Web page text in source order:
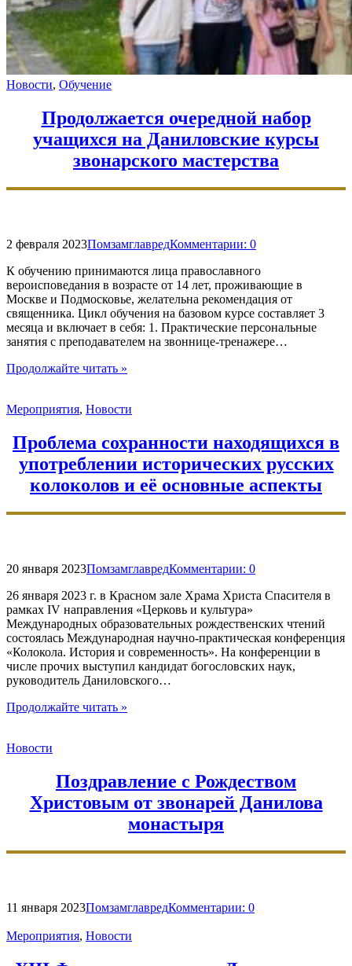
Новости, Обучение
Продолжается очередной набор
учащихся на Даниловские курсы
звонарского мастерства
2 февраля 2023ПомзамглавредКомментарии: 0
К обучению принимаются лица православного
вероисповедания в возрасте от 14 лет, проживающие в
Москве и Подмосковье, желательна рекомендация от
священника. Цикл обучения на базовом курсе составляет 3
месяца и включает в себя: 1. Практические персональные
занятия с преподавателем на звоннице-тренажере…
Продолжайте читать "Продолжается
учащихся
Даниловские
курсы
звонарского
мастерства"
»
Мероприятия, Новости
Проблема сохранности находящихся в
употреблении исторических русских
колоколов и её основные аспекты
20 января 2023ПомзамглавредКомментарии: 0
26 января 2023 г. в Красном зале Храма Христа Спасителя в
рамках IV направления «Церковь и культура»
Международных образовательных рождественских чтений
состоялась Международная научно-практическая конференция
«Колокола. История и современность». На конференции в
числе прочих выступил кандидат богословских наук,
руководитель Даниловского…
Продолжайте читать "Проблема
исторических
русских
колоколов
её
основные
»
Новости
Поздравление с Рождеством
Христовым от звонарей Данилова
монастыря
11 января 2023ПомзамглавредКомментарии: 0
Мероприятия, Новости